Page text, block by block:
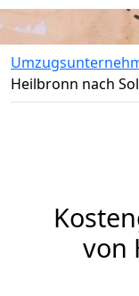
Heilbronn nach
von